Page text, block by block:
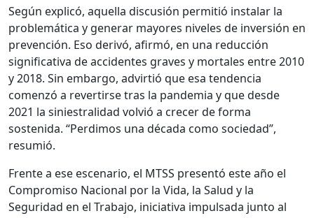
Según explicó, aquella discusión permitió instalar la
problemática y generar mayores niveles de inversión en
prevención. Eso derivó, afirmó, en una reducción
significativa de accidentes graves y mortales entre 2010
y 2018. Sin embargo, advirtió que esa tendencia
comenzó a revertirse tras la pandemia y que desde
2021 la siniestralidad volvió a crecer de forma
sostenida. “Perdimos una década como sociedad”,
resumió.
Frente a ese escenario, el MTSS presentó este año el
Compromiso Nacional por la Vida, la Salud y la
Seguridad en el Trabajo, iniciativa impulsada junto al